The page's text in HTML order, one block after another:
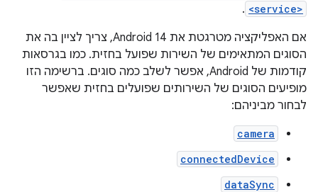
<service>
.
אם האפליקציה מטרגטת את Android 14, צריך לציין בה את
הסוגים המתאימים של השירות שפועל בחזית. כמו בגרסאות
קודמות של Android, אפשר לשלב כמה סוגים. ברשימה הזו
מופיעים הסוגים של השירותים שפועלים בחזית שאפשר
לבחור מביניהם:
camera
connectedDevice
dataSync